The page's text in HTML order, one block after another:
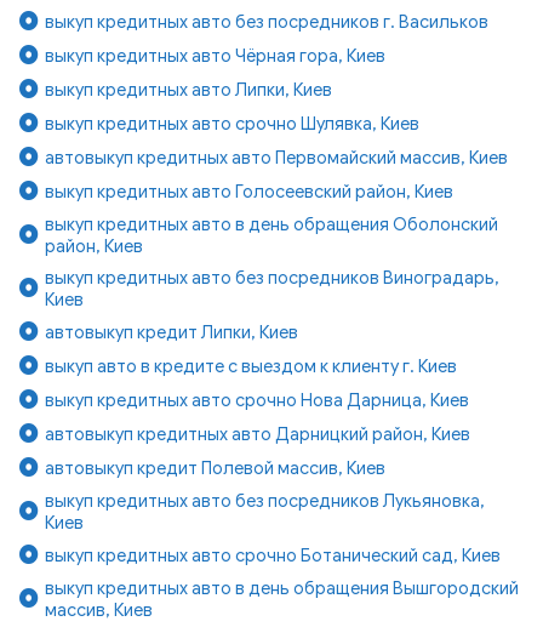
выкуп кредитных авто без посредников г. Васильков
выкуп кредитных авто Чёрная гора, Киев
выкуп кредитных авто Липки, Киев
выкуп кредитных авто срочно Шулявка, Киев
автовыкуп кредитных авто Первомайский массив, Киев
выкуп кредитных авто Голосеевский район, Киев
выкуп кредитных авто в день обращения Оболонский
район, Киев
выкуп кредитных авто без посредников Виноградарь,
Киев
автовыкуп кредит Липки, Киев
выкуп авто в кредите с выездом к клиенту г. Киев
выкуп кредитных авто срочно Нова Дарница, Киев
автовыкуп кредитных авто Дарницкий район, Киев
автовыкуп кредит Полевой массив, Киев
выкуп кредитных авто без посредников Лукьяновка,
Киев
выкуп кредитных авто срочно Ботанический сад, Киев
выкуп кредитных авто в день обращения Вышгородский
массив, Киев